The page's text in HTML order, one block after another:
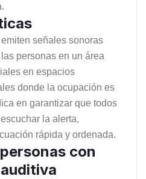
señales sonoras
personas en un área
en espacios
donde la ocupación es
en garantizar que todos
la alerta,
rápida y ordenada.
con